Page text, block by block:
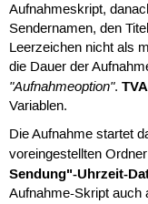
Aufnahmeskript,
Sendernamen, den
Leerzeichen nicht als
die Dauer der
"Aufnahmeoption".
Variablen.
Die Aufnahme startet
voreingestellten
Sendung"-Uhrzeit-
Aufnahme-Skript auch